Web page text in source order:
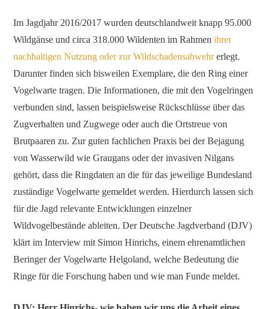
Im Jagdjahr 2016/2017 wurden deutschlandweit knapp 95.000
Wildgänse und circa 318.000 Wildenten im Rahmenihrer
nachhaltigen Nutzung oder zur Wildschadensabwehrerlegt.
Darunter finden sich bisweilen Exemplare, die den Ring einer
Vogelwarte tragen. Die Informationen, die mit den Vogelringen
verbunden sind, lassen beispielsweise Rückschlüsse über das
Zugverhalten und Zugwege oder auch die Ortstreue von
Brutpaaren zu. Zur guten fachlichen Praxis bei der Bejagung
von Wasserwild wie Graugans oder der invasiven Nilgans
gehört, dass die Ringdaten an die für das jeweilige Bundesland
zuständige Vogelwarte gemeldet werden. Hierdurch lassen sich
für die Jagd relevante Entwicklungen einzelner
Wildvogelbestände ableiten. Der Deutsche Jagdverband (DJV)
klärt im Interview mit Simon Hinrichs, einem ehrenamtlichen
Beringer der Vogelwarte Helgoland, welche Bedeutung die
Ringe für die Forschung haben und wie man Funde meldet.